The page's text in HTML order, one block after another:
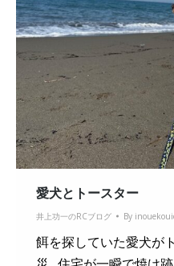
愛犬とトースター
井上功一のRCブログ By
餌を探していた愛犬が